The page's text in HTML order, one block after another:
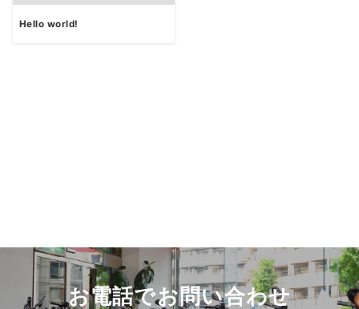
Hello world!
お電話でお問い合わせ